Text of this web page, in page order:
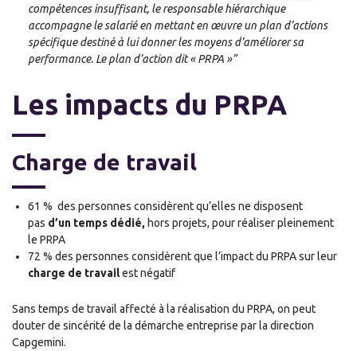
compétences insuffisant, le responsablehiérarchique
accompagne le salarié en mettant en œuvre un plan d’actions
spécifique destiné à lui donner les moyens d’améliorer sa
performance. Le plan d’action dit « PRPA »”
Les impacts du PRPA
Charge de travail
61 % des personnes considèrent qu’elles ne disposent
pas d’un temps dédié, hors projets, pour réaliser pleinement
le PRPA
72 % des personnes considèrent que l’impact du PRPA sur leur
charge de travailest négatif
Sans temps de travail affecté à la réalisation du PRPA, on peut
douter de sincérité de la démarche entreprise par la direction
Capgemini.